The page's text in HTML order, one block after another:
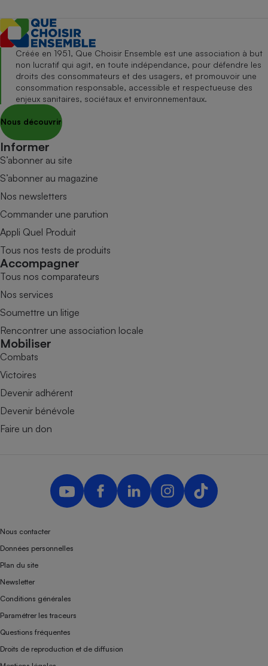
Créée en 1951, Que Choisir Ensemble est une association à but
non lucratif qui agit, en toute indépendance, pour défendre les
droits des consommateurs et des usagers, et promouvoir une
consommation responsable, accessible et respectueuse des
enjeux sanitaires, sociétaux et environnementaux.
Nous découvrir
Informer
S’abonner au site
S’abonner au magazine
Nos newsletters
Commander une parution
Appli Quel Produit
Tous nos tests de produits
Accompagner
Tous nos comparateurs
Nos services
Soumettre un litige
Rencontrer une association locale
Mobiliser
Combats
Victoires
Devenir adhérent
Devenir bénévole
Faire un don
Nous contacter
Données personnelles
Plan du site
Newsletter
Conditions générales
Paramétrer les traceurs
Questions fréquentes
Droits de reproduction et de diffusion